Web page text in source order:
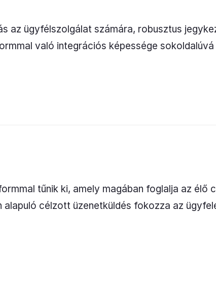
az ügyfélszolgálat számára, robusztus
való integrációs képessége
tűnik ki, amely magában foglalja az élő
célzott üzenetküldés fokozza az